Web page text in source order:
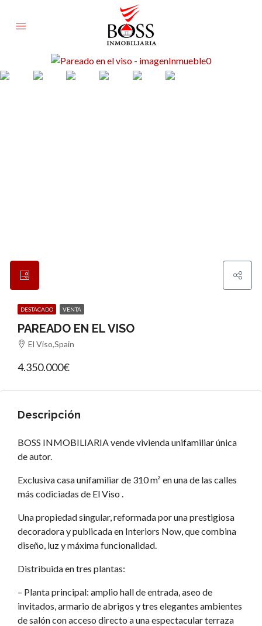
DESTACADO VENTA
PAREADO EN EL VISO
El Viso,Spain
4.350.000€
Descripción
BOSS INMOBILIARIA vende vivienda unifamiliar única
de autor.
Exclusiva casa unifamiliar de 310 m² en una de las calles
más codiciadas de El Viso .
Una propiedad singular, reformada por una prestigiosa
decoradora y publicada en Interiors Now, que combina
diseño, luz y máxima funcionalidad.
Distribuida en tres plantas:
– Planta principal: amplio hall de entrada, aseo de
invitados, armario de abrigos y tres elegantes ambientes
de salón con acceso directo a una espectacular terraza